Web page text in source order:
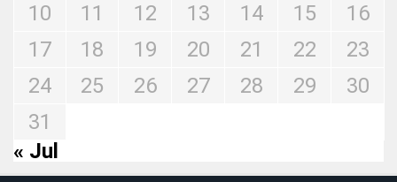
10
11 12 13 14 15
16
17
18 19 20 21 22
23
24
25 26 27 28 29
30
31
« Jul